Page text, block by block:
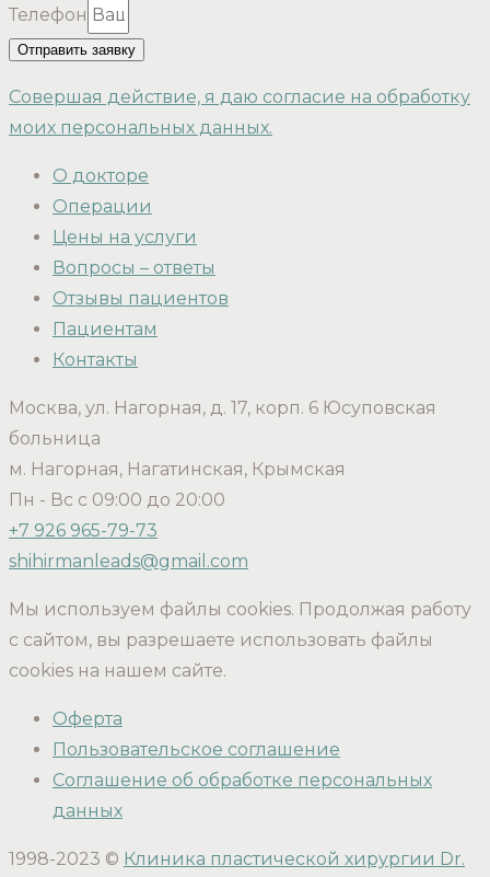
Телефон
Отправить заявку
Совершая действие, я даю согласие на обработку
моих персональных данных.
О докторе
Операции
Цены на услуги
Вопросы – ответы
Отзывы пациентов
Пациентам
Контакты
Москва, ул. Нагорная, д. 17, корп. 6 Юсуповская
больница
м. Нагорная, Нагатинская, Крымская
Пн - Вс с 09:00 до 20:00
+7 926 965-79-73
shihirmanleads@gmail.com
Мы используем файлы cookies. Продолжая работу
с сайтом, вы разрешаете использовать файлы
cookies на нашем сайте.
Оферта
Пользовательское соглашение
Соглашение об обработке персональных
данных
1998-2023 © Клиника пластической хирургии Dr.